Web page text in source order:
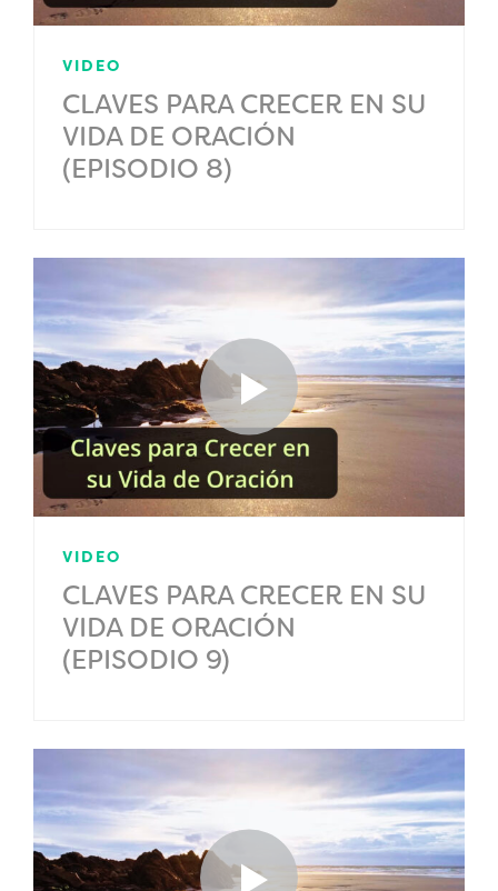
VIDEO
CLAVES PARA CRECER EN SU
VIDA DE ORACIÓN
(EPISODIO 8)
VIDEO
CLAVES PARA CRECER EN SU
VIDA DE ORACIÓN
(EPISODIO 9)